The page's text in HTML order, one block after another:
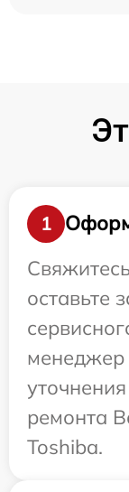
1
оставьте
менеджер
ремонта
Toshiba.